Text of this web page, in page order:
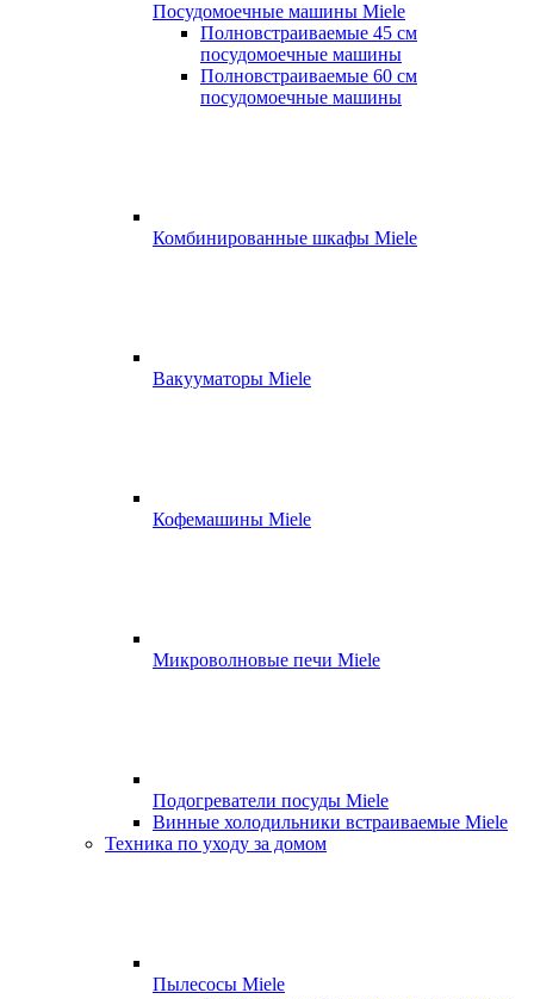
Посудомоечные машины Miele
Полновстраиваемые 45 см
посудомоечные машины
Полновстраиваемые 60 см
посудомоечные машины
Комбинированные шкафы Miele
Вакууматоры Miele
Кофемашины Miele
Микроволновые печи Miele
Подогреватели посуды Miele
Винные холодильники встраиваемые Miele
Техника по уходу за домом
Пылесосы Miele